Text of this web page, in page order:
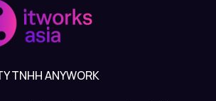
TNHH ANYWORK